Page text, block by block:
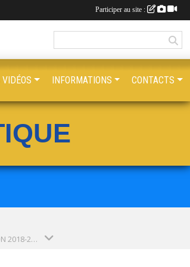
GAM - COMPÉTITION (SAISON 2018-2019)
INFORMATIONS CONTACTS
Participer au site :